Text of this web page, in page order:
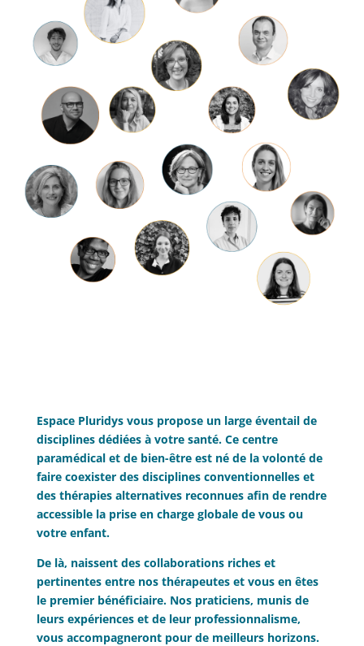
Espace Pluridys vous propose un large éventail de
disciplines dédiées à votre santé. Ce centre
paramédical et de bien-être est né de la volonté de
faire coexister des disciplines conventionnelles et
des thérapies alternatives reconnues afin de rendre
accessible la prise en charge globale de vous ou
votre enfant.
De là, naissent des collaborations riches et
pertinentes entre nos thérapeutes et vous en êtes
le premier bénéficiaire. Nos praticiens, munis de
leurs expériences et de leur professionnalisme,
vous accompagneront pour de meilleurs horizons.